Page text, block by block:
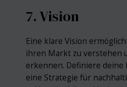
7. Vision
Eine klare Vision
ihren Markt zu verstehen
erkennen. Definiere deine
eine Strategie für